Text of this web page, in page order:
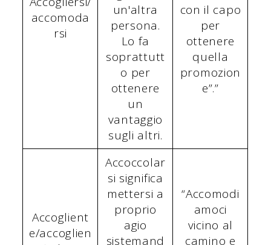
accomoda
rsi
un'altra
persona.
Lo fa
soprattutt
o per
ottenere
un
vantaggio
sugli altri.
con il capo
per
ottenere
quella
promozion
e”.”
Accoglient
e/accoglien
Accoccolar
si significa
mettersi a
proprio
agio
sistemand
“Accomodi
amoci
vicino al
camino e